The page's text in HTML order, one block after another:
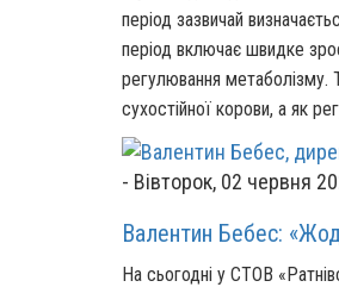
період зазвичай
період включає швидке
регулювання метаболізму.
сухостійної корови, а як
- Вівторок, 02 червня
Валентин Бебес:
На сьогодні у СТОВ